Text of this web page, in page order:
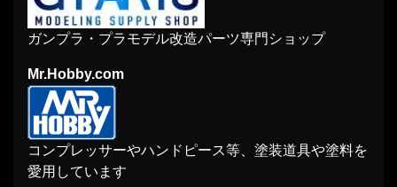
ガンプラ・プラモデル改造パーツ専門ショップ
Mr.Hobby.com
コンプレッサーやハンドピース等、塗装道具や塗料を
愛用しています